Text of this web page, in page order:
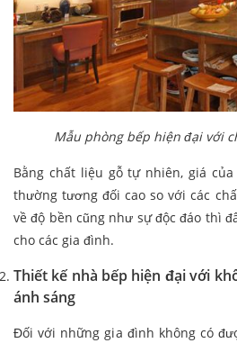
Mẫu phòng bếp hiện đại với
Bằng chất liệu gỗ tự nhiên, giá
thường tương đối cao so với các
về độ bền cũng như sự độc đáo thì
cho các gia đình.
Thiết kế nhà bếp hiện đại với
ánh sáng
Đối với những gia đình không có